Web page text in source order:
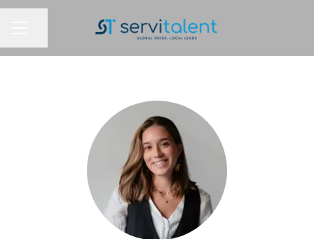
MENÚ DE EMPLEO
Compartir página